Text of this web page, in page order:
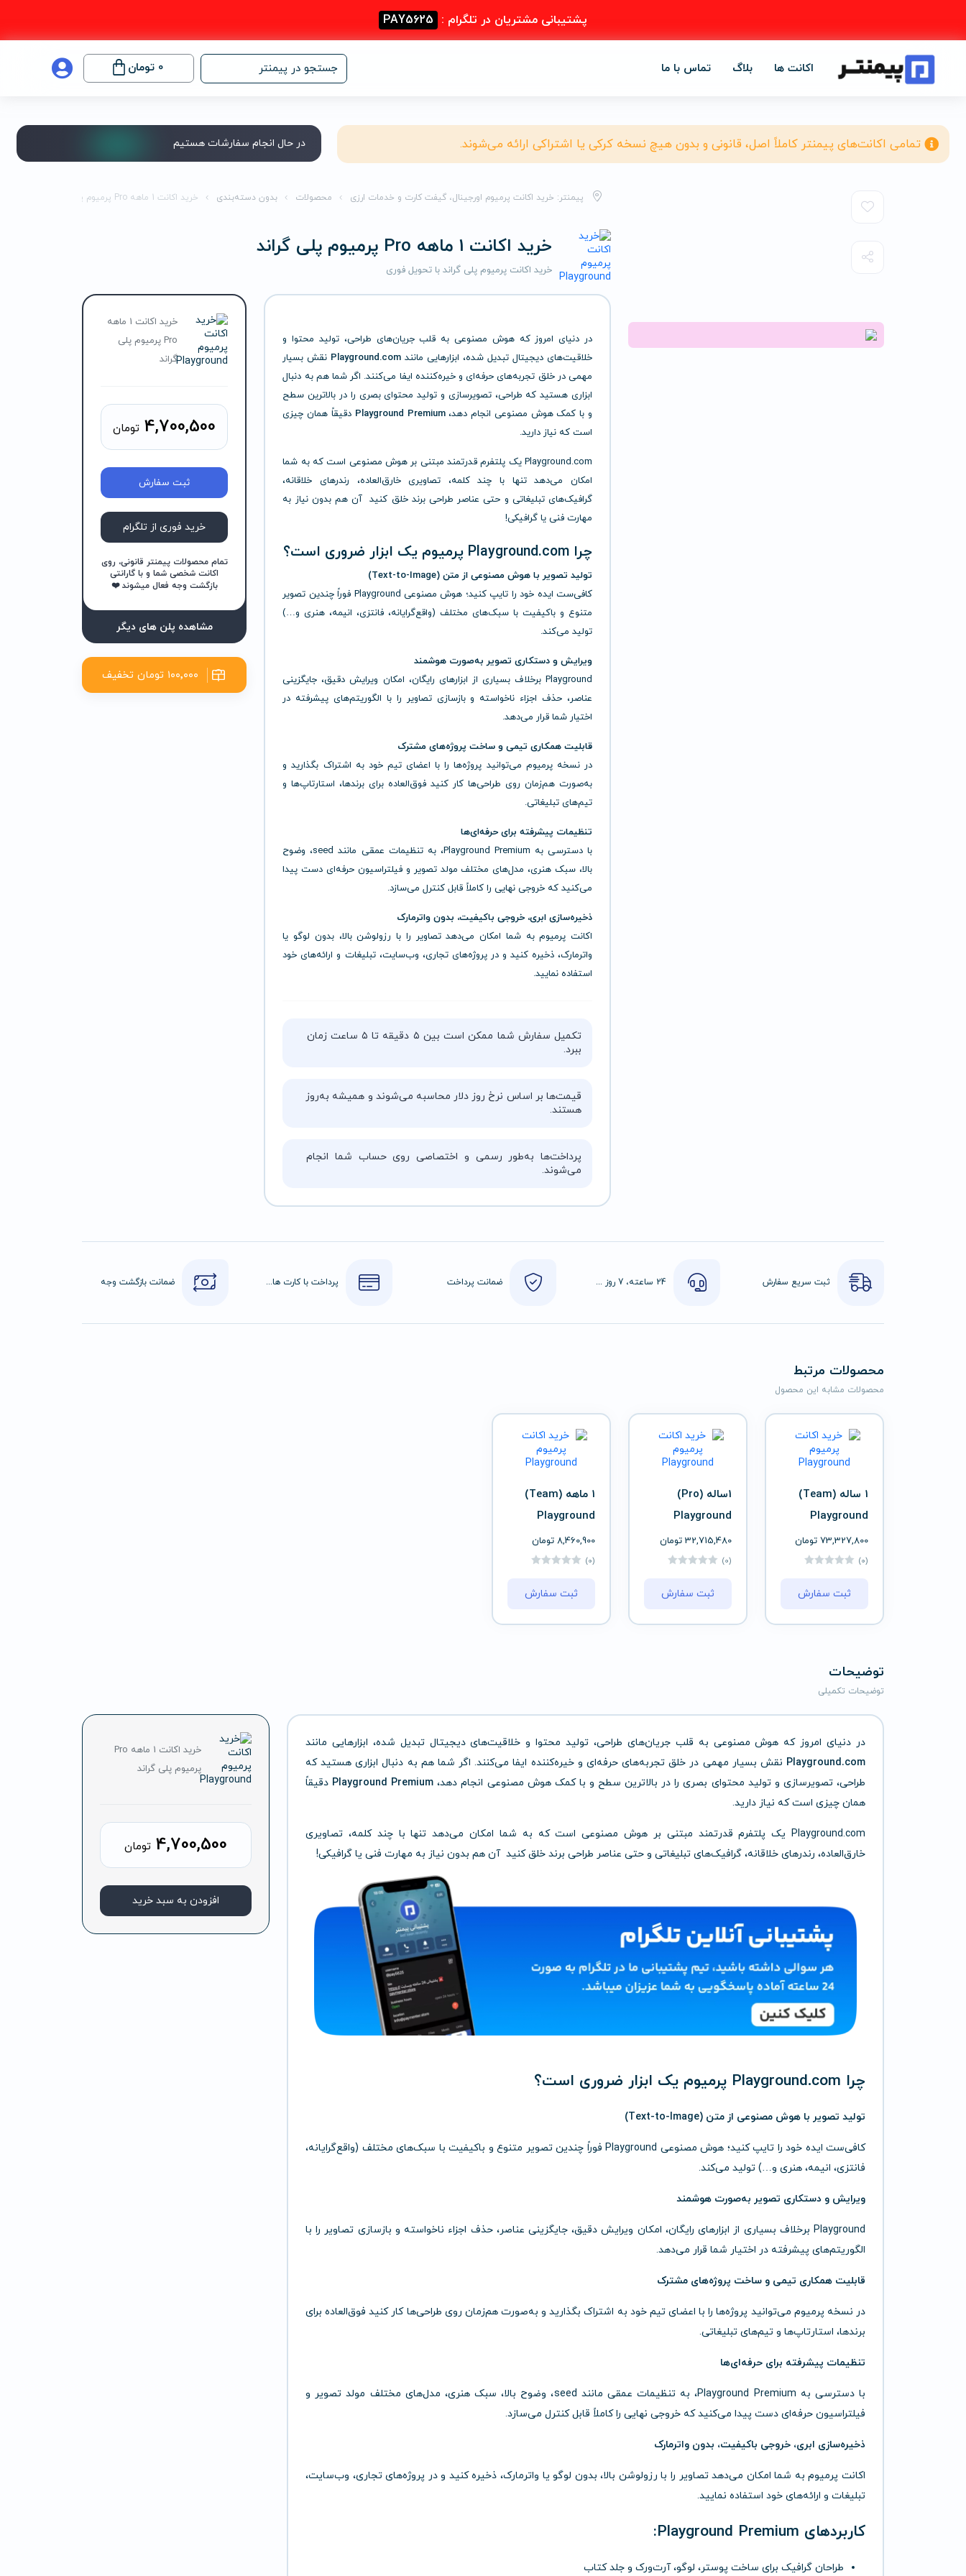
پشتیبانی مشتریان در تلگرام : PAY5625
اکانت ها بلاگ تماس با ما جستجو در پیمنتر 0 تومان
تمامی اکانت‌های پیمنتر کاملاً اصل، قانونی و بدون هیچ نسخه کرکی یا اشتراکی ارائه می‌شوند. در حال انجام سفارشات هستیم
پیمنتر: خرید اکانت پرمیوم اورجینال، گیفت کارت و خدمات ارزی محصولات بدون دسته‌بندی خرید اکانت 1 ماهه Pro پرمیوم پلی گراند
خرید اکانت 1 ماهه Pro پرمیوم پلی گراند
خرید اکانت پرمیوم پلی گراند با تحویل فوری
در دنیای امروز که هوش مصنوعی به قلب جریان‌های طراحی، تولید محتوا و
خلاقیت‌های دیجیتال تبدیل شده، ابزارهایی مانند Playground.com نقش بسیار
مهمی در خلق تجربه‌های حرفه‌ای و خیره‌کننده ایفا می‌کنند. اگر شما هم به دنبال
ابزاری هستید که طراحی، تصویرسازی و تولید محتوای بصری را در بالاترین سطح
و با کمک هوش مصنوعی انجام دهد،Playground Premium دقیقاً همان چیزی
است که نیاز دارید.
Playground.com یک پلتفرم قدرتمند مبتنی بر هوش مصنوعی است که به شما
امکان می‌دهد تنها با چند کلمه، تصاویری خارق‌العاده، رندرهای خلاقانه،
گرافیک‌های تبلیغاتی و حتی عناصر طراحی برند خلق کنید آن هم بدون نیاز به
مهارت فنی یا گرافیکی!
چرا Playground.com پرمیوم یک ابزار ضروری است؟
تولید تصویر با هوش مصنوعی از متن (Text-to-Image)
کافی‌ست ایده خود را تایپ کنید؛ هوش مصنوعی Playground فوراً چندین تصویر
متنوع و باکیفیت با سبک‌های مختلف (واقع‌گرایانه، فانتزی، انیمه، هنری و…)
تولید می‌کند.
ویرایش و دستکاری تصویر به‌صورت هوشمند
Playground برخلاف بسیاری از ابزارهای رایگان، امکان ویرایش دقیق، جایگزینی
عناصر، حذف اجزاء ناخواسته و بازسازی تصاویر را با الگوریتم‌های پیشرفته در
اختیار شما قرار می‌دهد.
قابلیت همکاری تیمی و ساخت پروژه‌های مشترک
در نسخه پرمیوم می‌توانید پروژه‌ها را با اعضای تیم خود به اشتراک بگذارید و
به‌صورت هم‌زمان روی طراحی‌ها کار کنید فوق‌العاده برای برندها، استارتاپ‌ها و
تیم‌های تبلیغاتی.
تنظیمات پیشرفته برای حرفه‌ای‌ها
با دسترسی به Playground Premium، به تنظیمات عمقی مانند seed، وضوح
بالا، سبک هنری، مدل‌های مختلف مولد تصویر و فیلتراسیون حرفه‌ای دست پیدا
می‌کنید که خروجی نهایی را کاملاً قابل کنترل می‌سازد.
ذخیره‌سازی ابری، خروجی باکیفیت، بدون واترمارک
اکانت پرمیوم به شما امکان می‌دهد تصاویر را با رزولوشن بالا، بدون لوگو یا
واترمارک، ذخیره کنید و در پروژه‌های تجاری، وب‌سایت، تبلیغات و ارائه‌های خود
استفاده نمایید.
تکمیل سفارش شما ممکن است بین ۵ دقیقه تا ۵ ساعت زمان
ببرد.
قیمت‌ها بر اساس نرخ روز دلار محاسبه می‌شوند و همیشه به‌روز
هستند.
پرداخت‌ها به‌طور رسمی و اختصاصی روی حساب شما انجام
می‌شوند.
خرید اکانت 1 ماهه
Pro پرمیوم پلی
گراند
4,700,500 تومان
ثبت سفارش
خرید فوری از تلگرام
تمام محصولات پیمنتر قانونی، روی
اکانت شخصی شما و با گارانتی
بازگشت وجه فعال میشوند ❤️
مشاهده پلن های دیگر
۱۰۰٬۰۰۰ تومان تخفیف
ثبت سریع سفارش 24 ساعته، 7 روز هفته ضمانت پرداخت پرداخت با کارت های عضو شتاب ضمانت بازگشت وجه
محصولات مرتبط
محصولات مشابه این محصول
1 ساله (Team)
Playground
73,327,800 تومان
(0)
ثبت سفارش
1ساله (Pro)
Playground
32,715,480 تومان
(0)
ثبت سفارش
1 ماهه (Team)
Playground
8,460,900 تومان
(0)
ثبت سفارش
توضیحات
توضیحات تکمیلی
در دنیای امروز که هوش مصنوعی به قلب جریان‌های طراحی، تولید محتوا و خلاقیت‌های دیجیتال تبدیل شده، ابزارهایی مانند
Playground.com نقش بسیار مهمی در خلق تجربه‌های حرفه‌ای و خیره‌کننده ایفا می‌کنند. اگر شما هم به دنبال ابزاری هستید که
طراحی، تصویرسازی و تولید محتوای بصری را در بالاترین سطح و با کمک هوش مصنوعی انجام دهد، Playground Premium دقیقاً
همان چیزی است که نیاز دارید.
Playground.com یک پلتفرم قدرتمند مبتنی بر هوش مصنوعی است که به شما امکان می‌دهد تنها با چند کلمه، تصاویری
خارق‌العاده، رندرهای خلاقانه، گرافیک‌های تبلیغاتی و حتی عناصر طراحی برند خلق کنید آن هم بدون نیاز به مهارت فنی یا گرافیکی!
چرا Playground.com پرمیوم یک ابزار ضروری است؟
تولید تصویر با هوش مصنوعی از متن (Text-to-Image)
کافی‌ست ایده خود را تایپ کنید؛ هوش مصنوعی Playground فوراً چندین تصویر متنوع و باکیفیت با سبک‌های مختلف (واقع‌گرایانه،
فانتزی، انیمه، هنری و…) تولید می‌کند.
ویرایش و دستکاری تصویر به‌صورت هوشمند
Playground برخلاف بسیاری از ابزارهای رایگان، امکان ویرایش دقیق، جایگزینی عناصر، حذف اجزاء ناخواسته و بازسازی تصاویر را با
الگوریتم‌های پیشرفته در اختیار شما قرار می‌دهد.
قابلیت همکاری تیمی و ساخت پروژه‌های مشترک
در نسخه پرمیوم می‌توانید پروژه‌ها را با اعضای تیم خود به اشتراک بگذارید و به‌صورت هم‌زمان روی طراحی‌ها کار کنید فوق‌العاده برای
برندها، استارتاپ‌ها و تیم‌های تبلیغاتی.
تنظیمات پیشرفته برای حرفه‌ای‌ها
با دسترسی به Playground Premium، به تنظیمات عمقی مانند seed، وضوح بالا، سبک هنری، مدل‌های مختلف مولد تصویر و
فیلتراسیون حرفه‌ای دست پیدا می‌کنید که خروجی نهایی را کاملاً قابل کنترل می‌سازد.
ذخیره‌سازی ابری، خروجی باکیفیت، بدون واترمارک
اکانت پرمیوم به شما امکان می‌دهد تصاویر را با رزولوشن بالا، بدون لوگو یا واترمارک، ذخیره کنید و در پروژه‌های تجاری، وب‌سایت،
تبلیغات و ارائه‌های خود استفاده نمایید.
کاربردهای Playground Premium:
طراحان گرافیک برای ساخت پوستر، لوگو، آرت‌ورک و جلد کتاب
خرید اکانت 1 ماهه Pro
پرمیوم پلی گراند
4,700,500 تومان
افزودن به سبد خرید